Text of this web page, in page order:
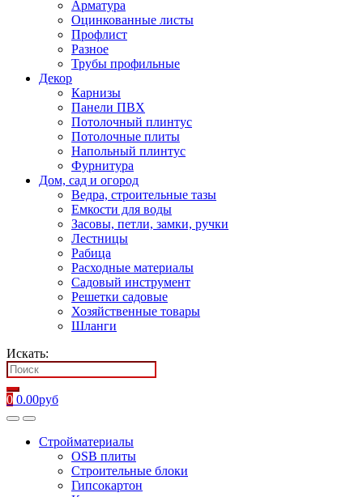
Арматура
Оцинкованные листы
Профлист
Разное
Трубы профильные
Декор
Карнизы
Панели ПВХ
Потолочный плинтус
Потолочные плиты
Напольный плинтус
Фурнитура
Дом, сад и огород
Ведра, строительные тазы
Емкости для воды
Засовы, петли, замки, ручки
Лестницы
Рабица
Расходные материалы
Садовый инструмент
Решетки садовые
Хозяйственные товары
Шланги
Искать:
0 0.00руб
Стройматериалы
OSB плиты
Строительные блоки
Гипсокартон